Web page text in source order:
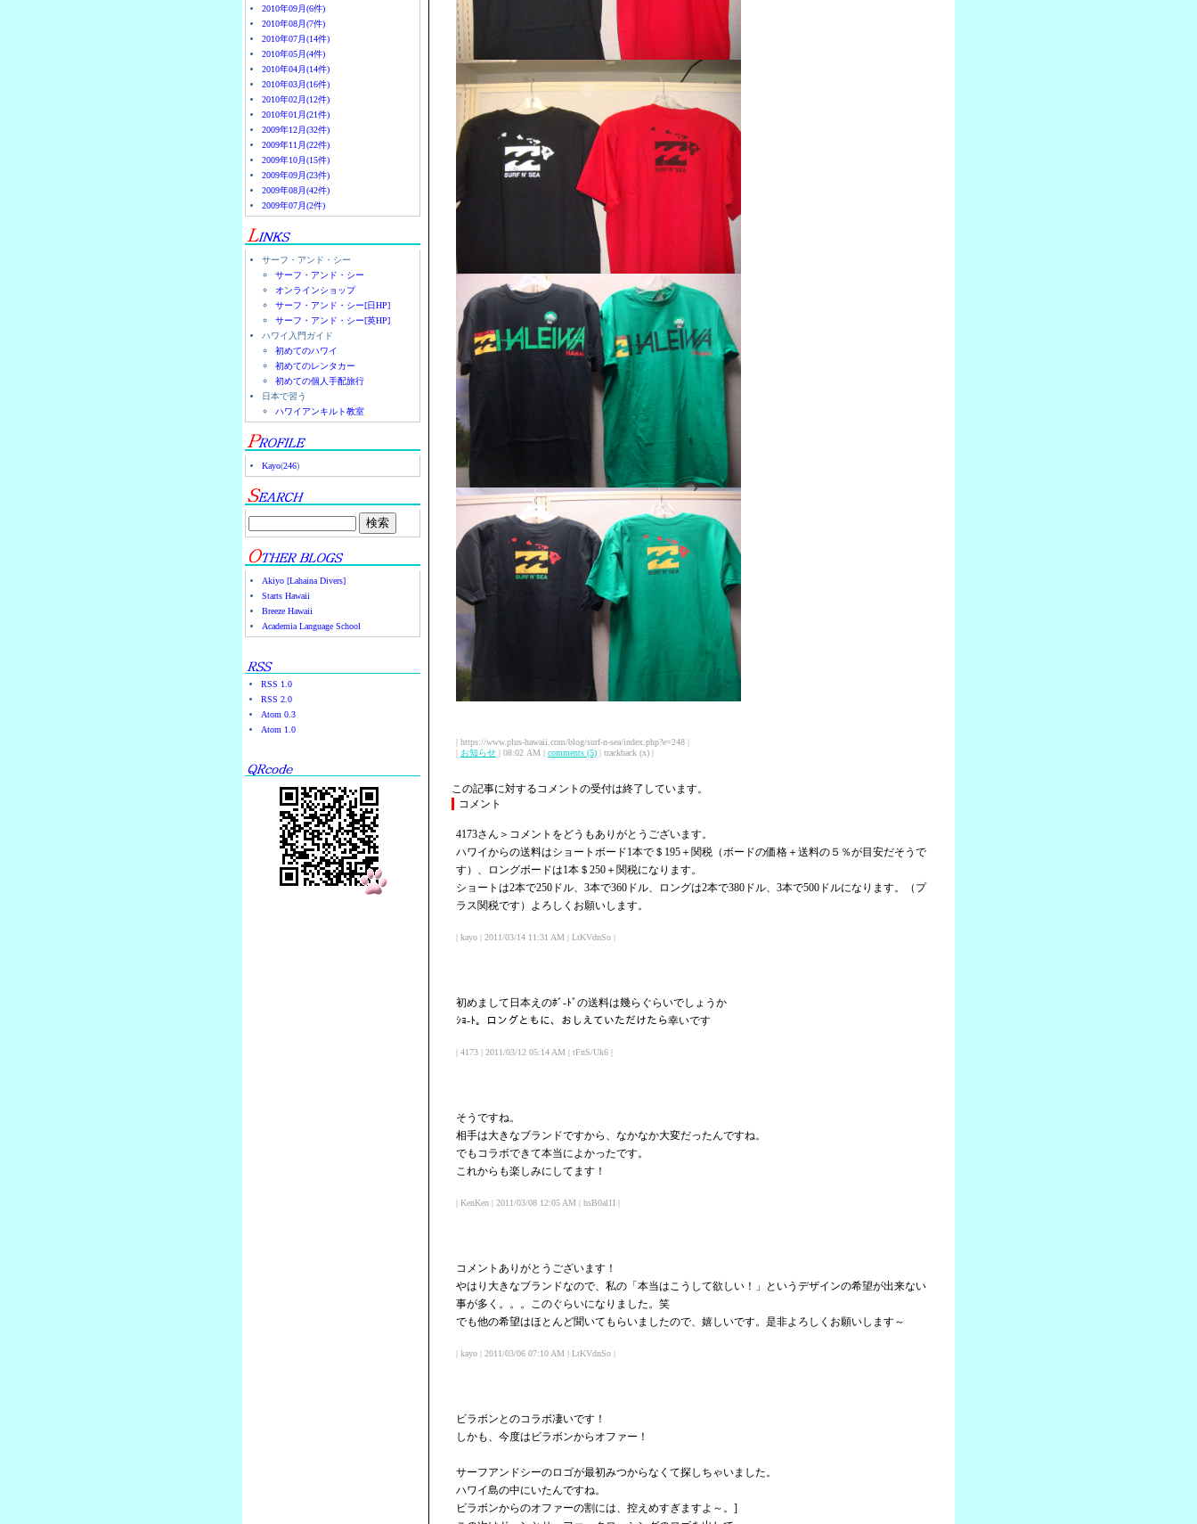
2010年09月(6件)
2010年08月(7件)
2010年07月(14件)
2010年05月(4件)
2010年04月(14件)
2010年03月(16件)
2010年02月(12件)
2010年01月(21件)
2009年12月(32件)
2009年11月(22件)
2009年10月(15件)
2009年09月(23件)
2009年08月(42件)
2009年07月(2件)
サーフ・アンド・シー
サーフ・アンド・シー
オンラインショップ
サーフ・アンド・シー[日HP]
サーフ・アンド・シー[英HP]
ハワイ入門ガイド
初めてのハワイ
初めてのレンタカー
初めての個人手配旅行
日本で習う
ハワイアンキルト教室
Kayo(246)
Akiyo [Lahaina Divers]
Starts Hawaii
Breeze Hawaii
Academia Language School
RSS 1.0
RSS 2.0
Atom 0.3
Atom 1.0
| https://www.plus-hawaii.com/blog/surf-n-sea/index.php?e=248 |
| お知らせ | 08:02 AM | comments (5) | trackback (x) |
この記事に対するコメントの受付は終了しています。
コメント
4173さん＞コメントをどうもありがとうございます。
ハワイからの送料はショートボード1本で＄195＋関税（ボードの価格＋送料の５％が目安だそうで
す）、ロングボードは1本＄250＋関税になります。
ショートは2本で250ドル、3本で360ドル、ロングは2本で380ドル、3本で500ドルになります。（プ
ラス関税です）よろしくお願いします。
| kayo | 2011/03/14 11:31 AM | LtKVdnSo |
初めまして日本えのﾎﾞ-ﾄﾞの送料は幾らぐらいでしょうか
ｼｮ-ﾄ。ロングともに、おしえていただけたら幸いです
| 4173 | 2011/03/12 05:14 AM | tFnS/Uk6 |
そうですね。
相手は大きなブランドですから、なかなか大変だったんですね。
でもコラボできて本当によかったです。
これからも楽しみにしてます！
| KenKen | 2011/03/08 12:05 AM | hsB0al1I |
コメントありがとうございます！
やはり大きなブランドなので、私の「本当はこうして欲しい！」というデザインの希望が出来ない
事が多く。。。このぐらいになりました。笑
でも他の希望はほとんど聞いてもらいましたので、嬉しいです。是非よろしくお願いします～
| kayo | 2011/03/06 07:10 AM | LtKVdnSo |
ビラボンとのコラボ凄いです！
しかも、今度はビラボンからオファー！
サーフアンドシーのロゴが最初みつからなくて探しちゃいました。
ハワイ島の中にいたんですね。
ビラボンからのオファーの割には、控えめすぎますよ～。]